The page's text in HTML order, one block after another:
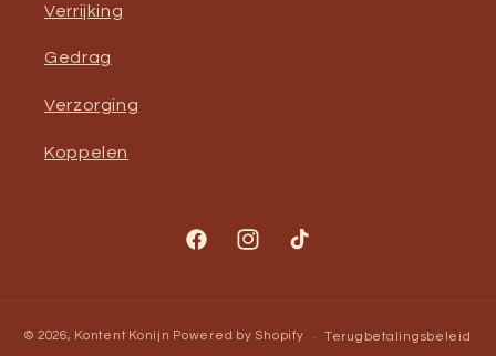
Verrijking
Gedrag
Verzorging
Koppelen
FacebookInstagramTikTok
© 2026, Kontent Konijn Powered by Shopify Terugbetalingsbeleid